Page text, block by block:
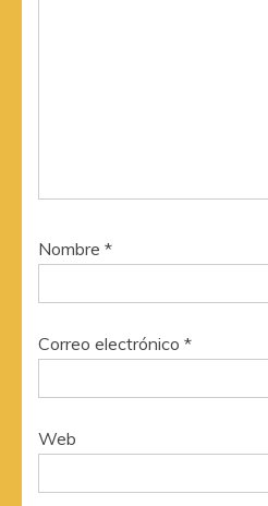
Nombre *
Correo electrónico *
Web